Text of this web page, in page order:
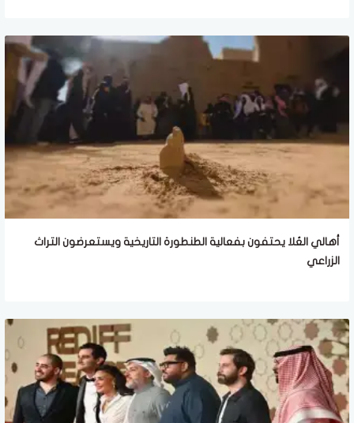
أهالي العُلا يحتفون بفعالية الطنطورة التاريخية ويستعرضون التراث
الزراعي